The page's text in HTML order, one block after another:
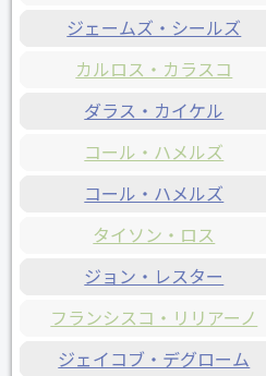
ジェームズ・シールズ
カルロス・カラスコ
ダラス・カイケル
コール・ハメルズ
コール・ハメルズ
タイソン・ロス
ジョン・レスター
フランシスコ・リリアーノ
ジェイコブ・デグローム